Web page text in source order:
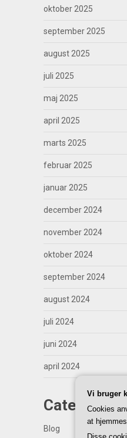
oktober 2025
september 2025
august 2025
juli 2025
maj 2025
april 2025
marts 2025
februar 2025
januar 2025
december 2024
november 2024
oktober 2024
september 2024
august 2024
juli 2024
juni 2024
april 2024
Categories
Blog
Vi bruger
Cookies
at